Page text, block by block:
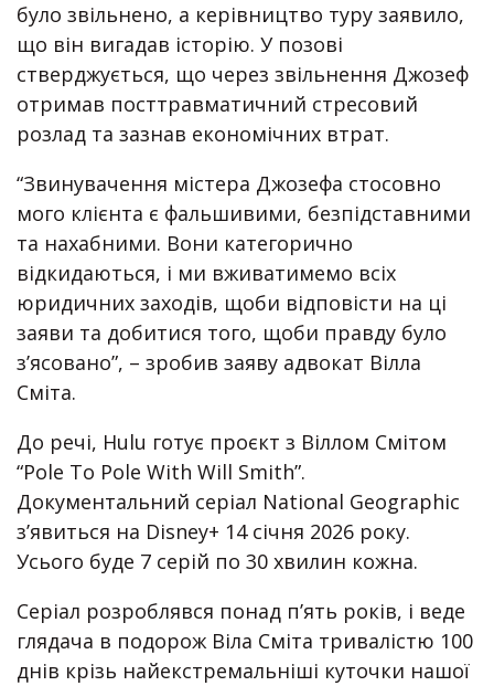
було звільнено, а керівництво туру заявило,
що він вигадав історію. У позові
стверджується, що через звільнення Джозеф
отримав посттравматичний стресовий
розлад та зазнав економічних втрат.
“Звинувачення містера Джозефа стосовно
мого клієнта є фальшивими, безпідставними
та нахабними. Вони категорично
відкидаються, і ми вживатимемо всіх
юридичних заходів, щоби відповісти на ці
заяви та добитися того, щоби правду було
з’ясовано”, – зробив заяву адвокат Вілла
Сміта.
До речі, Hulu готує проєкт з Віллом Смітом
“Pole To Pole With Will Smith”.
Документальний серіал National Geographic
з’явиться на Disney+ 14 січня 2026 року.
Усього буде 7 серій по 30 хвилин кожна.
Серіал розроблявся понад п’ять років, і веде
глядача в подорож Віла Сміта тривалістю 100
днів крізь найекстремальніші куточки нашої